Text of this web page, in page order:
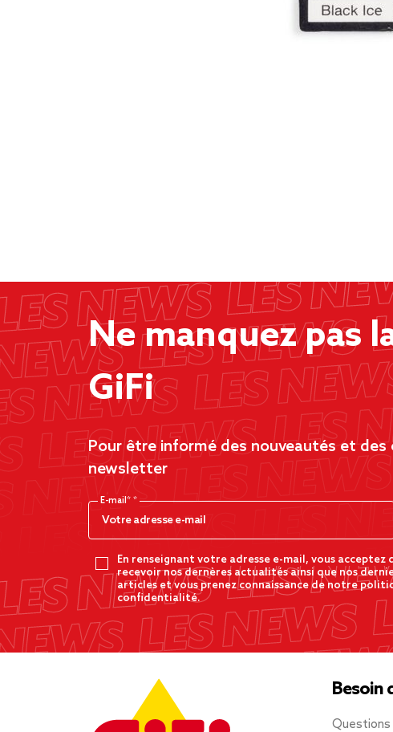
Ne manquez pas
GiFi
Pour être informé des nouveautés et des
newsletter
E-mail*
En renseignant votre adresse e-mail, vous acceptez
recevoir nos dernères actualités ainsi que nos
articles et vous prenez connaissance de notre
confidentialité.
Besoin
Questions